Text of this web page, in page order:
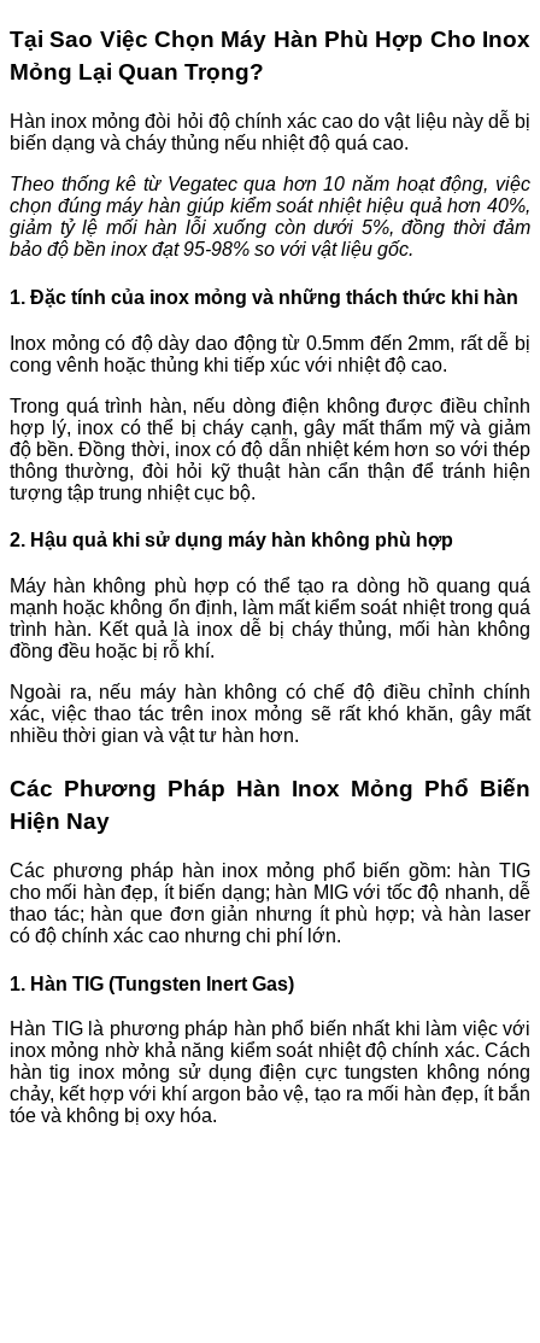
Tại Sao Việc Chọn Máy Hàn Phù Hợp Cho Inox
Mỏng Lại Quan Trọng?
Hàn inox mỏng đòi hỏi độ chính xác cao do vật liệu này dễ bị
biến dạng và cháy thủng nếu nhiệt độ quá cao.
Theo thống kê từ Vegatec qua hơn 10 năm hoạt động, việc
chọn đúng máy hàn giúp kiểm soát nhiệt hiệu quả hơn 40%,
giảm tỷ lệ mối hàn lỗi xuống còn dưới 5%, đồng thời đảm
bảo độ bền inox đạt 95-98% so với vật liệu gốc.
1. Đặc tính của inox mỏng và những thách thức khi hàn
Inox mỏng có độ dày dao động từ 0.5mm đến 2mm, rất dễ bị
cong vênh hoặc thủng khi tiếp xúc với nhiệt độ cao.
Trong quá trình hàn, nếu dòng điện không được điều chỉnh
hợp lý, inox có thể bị cháy cạnh, gây mất thẩm mỹ và giảm
độ bền. Đồng thời, inox có độ dẫn nhiệt kém hơn so với thép
thông thường, đòi hỏi kỹ thuật hàn cẩn thận để tránh hiện
tượng tập trung nhiệt cục bộ.
2. Hậu quả khi sử dụng máy hàn không phù hợp
Máy hàn không phù hợp có thể tạo ra dòng hồ quang quá
mạnh hoặc không ổn định, làm mất kiểm soát nhiệt trong quá
trình hàn. Kết quả là inox dễ bị cháy thủng, mối hàn không
đồng đều hoặc bị rỗ khí.
Ngoài ra, nếu máy hàn không có chế độ điều chỉnh chính
xác, việc thao tác trên inox mỏng sẽ rất khó khăn, gây mất
nhiều thời gian và vật tư hàn hơn.
Các Phương Pháp Hàn Inox Mỏng Phổ Biến
Hiện Nay
Các phương pháp hàn inox mỏng phổ biến gồm: hàn TIG
cho mối hàn đẹp, ít biến dạng; hàn MIG với tốc độ nhanh, dễ
thao tác; hàn que đơn giản nhưng ít phù hợp; và hàn laser
có độ chính xác cao nhưng chi phí lớn.
1. Hàn TIG (Tungsten Inert Gas)
Hàn TIG là phương pháp hàn phổ biến nhất khi làm việc với
inox mỏng nhờ khả năng kiểm soát nhiệt độ chính xác. Cách
hàn tig inox mỏng sử dụng điện cực tungsten không nóng
chảy, kết hợp với khí argon bảo vệ, tạo ra mối hàn đẹp, ít bắn
tóe và không bị oxy hóa.